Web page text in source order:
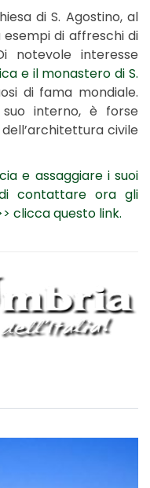
di S. Agostino, al
di affreschi di
notevole interesse
e il monastero di S.
di fama mondiale.
interno, è forse
civile
e assaggiare i suoi
contattare ora gli
clicca questo link.